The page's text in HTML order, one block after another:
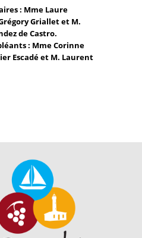
: Mme Laure
Griallet et M.
de Castro.
: Mme Corinne
Escadé et M. Laurent